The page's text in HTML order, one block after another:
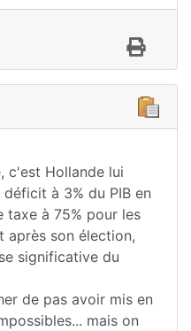
c'est Hollande lui
à 3% du PIB en
taxe à 75% pour les
après son élection,
significative du
de pas avoir mis en
mais on